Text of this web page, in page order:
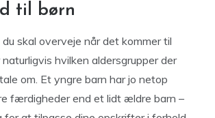
til børn
skal overveje når det kommer til
hvilken aldersgrupper der
om. Et yngre barn har jo netop
færdigheder end et lidt ældre barn –